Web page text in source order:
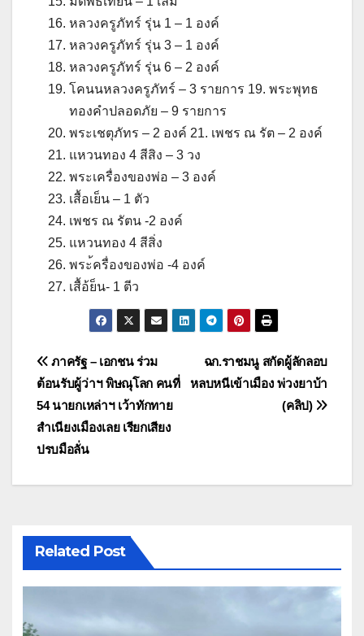
หลวงครูภัทร์ รุ่น 1 – 1 องค์
หลวงครูภัทร์ รุ่น 3 – 1 องค์
หลวงครูภัทร์ รุ่น 6 – 2 องค์
โคนนหลวงครูภัทร์ – 3 รายการ 19. พระพุทธ
ทองคำปลอดภัย – 9 รายการ
พระเชตุภัทร – 2 องค์ 21. เพชร ณ รัต – 2 องค์
แหวนทอง 4 สีสิง – 3 วง
พระเครื่องของพ่อ – 3 องค์
เสื้อเย็น – 1 ตัว
เพชร ณ รัตน -2 องค์
แหวนทอง 4 สีสิ่ง
พระ้ครื่องของพ่อ -4 องค์
เสื้อ้ย็น- 1 ตีว
แนะแนว
เรื่อง
ฉก.ราชมนู สกัดผู้ลักลอบ
หลบหนีเข้าเมือง พ่วงยาบ้า
(คลิป)
ภาครัฐ – เอกชน ร่วม
ต้อนรับผู้ว่าฯ พิษณุโลก คนที่
54 นายกเหล่าฯ เว้าทักทาย
สำเนียงเมืองเลย เรียกเสียง
ปรบมือลั่น
Related Post